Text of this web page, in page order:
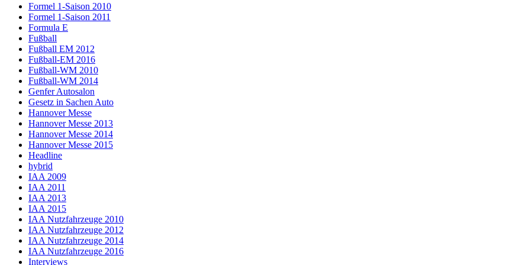
Formel 1-Saison 2010
Formel 1-Saison 2011
Formula E
Fußball
Fußball EM 2012
Fußball-EM 2016
Fußball-WM 2010
Fußball-WM 2014
Genfer Autosalon
Gesetz in Sachen Auto
Hannover Messe
Hannover Messe 2013
Hannover Messe 2014
Hannover Messe 2015
Headline
hybrid
IAA 2009
IAA 2011
IAA 2013
IAA 2015
IAA Nutzfahrzeuge 2010
IAA Nutzfahrzeuge 2012
IAA Nutzfahrzeuge 2014
IAA Nutzfahrzeuge 2016
Interviews